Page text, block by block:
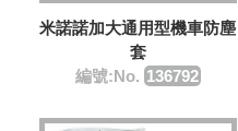
米諾諾加大通用型機車防塵
套
編號:No. 136792